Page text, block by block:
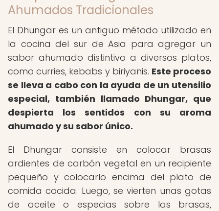
Ahumados Tradicionales
El Dhungar es un antiguo método utilizado en
la cocina del sur de Asia para agregar un
sabor ahumado distintivo a diversos platos,
como curries, kebabs y biriyanis. Este proceso
se lleva a cabo con la ayuda de un utensilio
especial, también llamado Dhungar, que
despierta los sentidos con su aroma
ahumado y su sabor único.
El Dhungar consiste en colocar brasas
ardientes de carbón vegetal en un recipiente
pequeño y colocarlo encima del plato de
comida cocida. Luego, se vierten unas gotas
de aceite o especias sobre las brasas,